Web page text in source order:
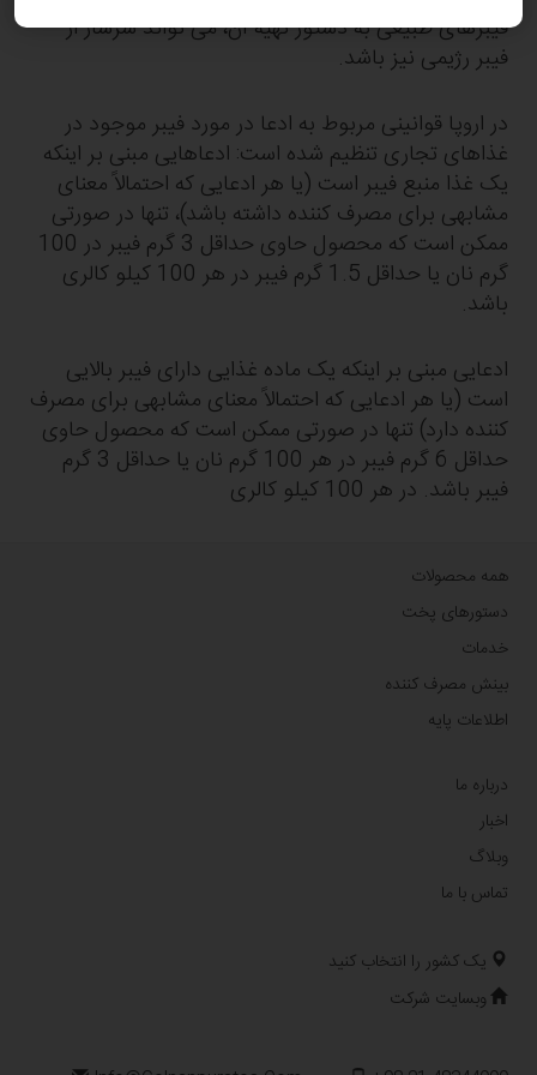
فیبرهای طبیعی به دستور تهیه آن، می تواند سرشار از
فیبر رژیمی نیز باشد.
در اروپا قوانینی مربوط به ادعا در مورد فیبر موجود در
غذاهای تجاری تنظیم شده است: ادعاهایی مبنی بر اینکه
یک غذا منبع فیبر است (یا هر ادعایی که احتمالاً معنای
مشابهی برای مصرف کننده داشته باشد)، تنها در صورتی
ممکن است که محصول حاوی حداقل 3 گرم فیبر در 100
گرم نان یا حداقل 1.5 گرم فیبر در هر 100 کیلو کالری
باشد.
ادعایی مبنی بر اینکه یک ماده غذایی دارای فیبر بالایی
است (یا هر ادعایی که احتمالاً معنای مشابهی برای مصرف
کننده دارد) تنها در صورتی ممکن است که محصول حاوی
حداقل 6 گرم فیبر در هر 100 گرم نان یا حداقل 3 گرم
فیبر باشد. در هر 100 کیلو کالری
همه محصولات
دستورهای پخت
خدمات
بینش مصرف کننده
اطلاعات پایه
درباره ما
اخبار
وبلاگ
تماس با ما
یک کشور را انتخاب کنید
وبسایت شرکت